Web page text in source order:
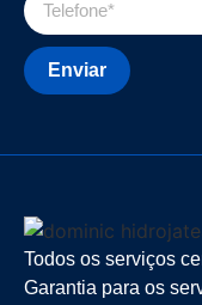
Enviar
Todos os serviços
Garantia para os